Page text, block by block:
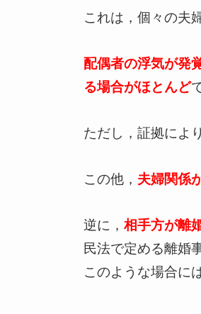
これは，個々の夫
配偶者の浮気が発
る場合がほとんど
ただし，証拠によ
この他， 夫婦関係
逆に， 相手方が離
民法で定める離婚
このような場合に